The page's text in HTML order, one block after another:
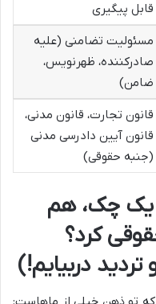
قابل پیگیری
مسئولیت تضامنی (علیه
صادرکننده، ظهرنویس،
ضامن)
قانون تجارت، قانون مدنی،
قانون آیین دادرسی مدنی
(جنبه حقوقی)
یک چک، هم
کرد؟
دربیایم!)